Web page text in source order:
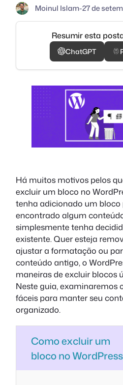
Moinul Islam-27 de
Resumir esta
ChatGPT
Há muitos motivos pelos
excluir um bloco no
tenha adicionado um bloco
encontrado algum
simplesmente tenha
existente. Quer esteja
ajustar a formatação ou
conteúdo antigo, o
maneiras de excluir blocos
Neste guia, examinaremos
fáceis para manter seu
organizado.
Como excluir um
bloco no WordPress